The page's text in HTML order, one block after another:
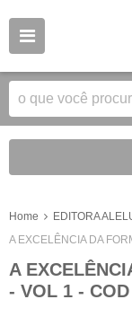
Home
EDITORA
A EXCELÊNCIA DA
A
- VOL 1 -